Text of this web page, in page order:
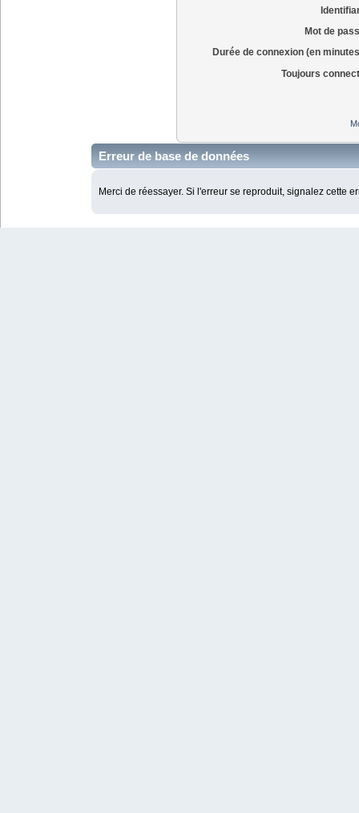
Mot de
Durée de connexion (en
Toujours
Erreur de base de données
Merci de réessayer. Si l'erreur se reproduit, signalez cette